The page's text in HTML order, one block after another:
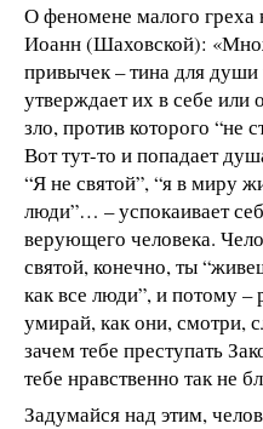
О феномене малого греха
Иоанн (Шаховской):
привычек – тина для души
утверждает их в себе или
зло, против которого “не
Вот тут-то и попадает
“Я не святой”, “я в миру
люди”… – успокаивает
верующего человека.
святой, конечно, ты
как все люди”, и потому
умирай, как они, смотри,
зачем тебе преступать
тебе нравственно так не
Задумайся над этим,